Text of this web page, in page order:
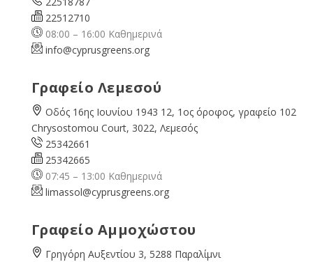
22512710
08:00 – 16:00 Καθημερινά
info@cyprusgreens.org
Γραφείο Λεμεσού
Οδός 16ης Ιουνίου 1943 12, 1ος όροφος, γραφείο 102
Chrysostomou Court, 3022, Λεμεσός
25342661
25342665
07:45 – 13:00 Καθημερινά
limassol@cyprusgreens.org
Γραφείο Αμμοχώστου
Γρηγόρη Αυξεντίου 3, 5288 Παραλίμνι